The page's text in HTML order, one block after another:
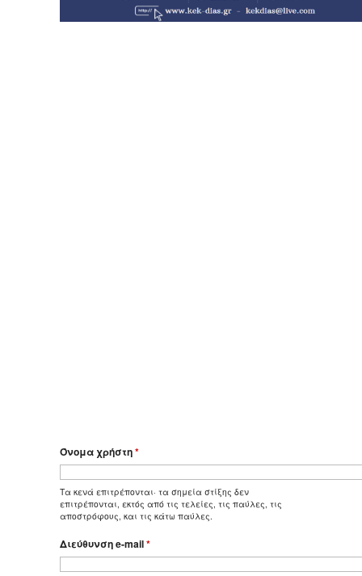
Όνομα χρήστη*
Τα κενά επιτρέπονται· τα σημεία στίξης δεν
επιτρέπονται, εκτός από τις τελείες, τις παύλες, τις
αποστρόφους, και τις κάτω παύλες.
Διεύθυνση e-mail*